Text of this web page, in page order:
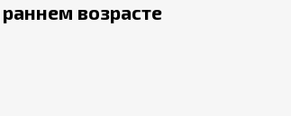
возрасте